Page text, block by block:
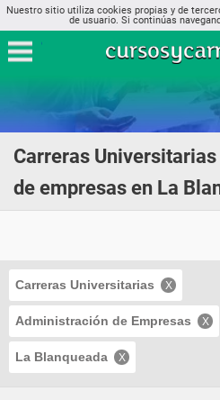
Nuestro sitio utiliza cookies propias y de
de usuario. Si continúas
Carreras
de empresas en La
Carreras Universitarias
Administración de Empresas
La Blanqueada